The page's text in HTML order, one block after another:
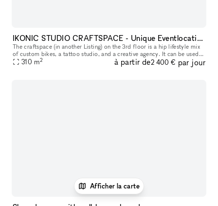
IKONIC STUDIO CRAFTSPACE - Unique Eventlocation
The craftspace (in another Listing) on the 3rd floor is a hip lifestyle mix
of custom bikes, a tattoo studio, and a creative agency. It can be used
as a film studio with cool motifs or for special ev
310 m2 à partir de2 400 € par jour
Afficher la carte